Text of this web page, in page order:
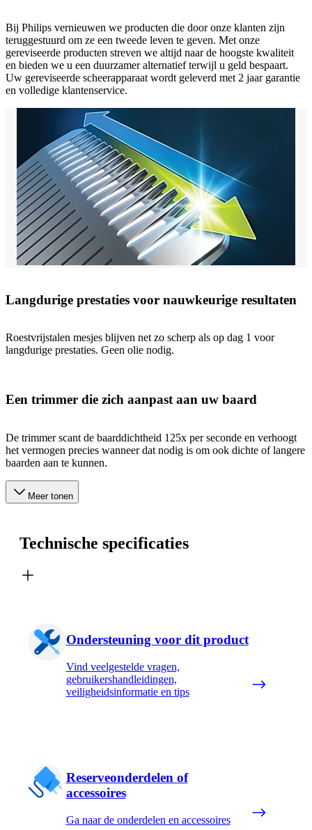
Bij Philips vernieuwen we producten die door onze klanten zijn
teruggestuurd om ze een tweede leven te geven. Met onze
gereviseerde producten streven we altijd naar de hoogste kwaliteit
en bieden we u een duurzamer alternatief terwijl u geld bespaart.
Uw gereviseerde scheerapparaat wordt geleverd met 2 jaar garantie
en volledige klantenservice.
Langdurige prestaties voor nauwkeurige resultaten
Roestvrijstalen mesjes blijven net zo scherp als op dag 1 voor
langdurige prestaties. Geen olie nodig.
Een trimmer die zich aanpast aan uw baard
De trimmer scant de baarddichtheid 125x per seconde en verhoogt
het vermogen precies wanneer dat nodig is om ook dichte of langere
baarden aan te kunnen.
Meer tonen
Technische specificaties
Ondersteuning voor dit product
Vind veelgestelde vragen,
gebruikershandleidingen,
veiligheidsinformatie en tips
Reserveonderdelen of
accessoires
Ga naar de onderdelen en accessoires